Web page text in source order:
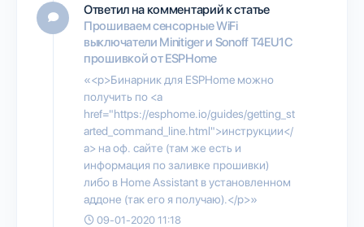
Ответил на комментарий к статье
Прошиваем сенсорные WiFi
выключатели Minitiger и Sonoff T4EU1C
прошивкой от ESPHome
«<p>Бинарник для ESPHome можно
получить по <a
href="https://esphome.io/guides/getting_st
arted_command_line.html">инструкции</
a> на оф. сайте (там же есть и
информация по заливке прошивки)
либо в Home Assistant в установленном
аддоне (так его я получаю).</p>»
09-01-2020 11:18